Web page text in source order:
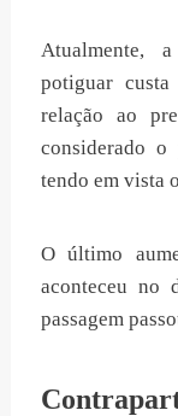
Atualmente,
potiguar
relação ao
considerado o
tendo em vista
O último
aconteceu no
passagem